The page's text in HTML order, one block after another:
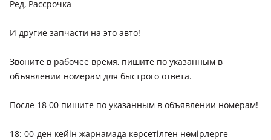
Ред, Рассрочка
И другие запчасти на это авто!
Звоните в рабочее время, пишите по указанным в
объявлении номерам для быстрого ответа.
После 18 00 пишите по указанным в объявлении номерам!
18: 00-ден кейін жарнамада көрсетілген нөмірлерге